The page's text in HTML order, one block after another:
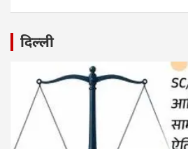
दिल्ली